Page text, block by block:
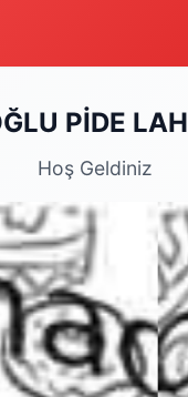
PİDE
Hoş Geldiniz